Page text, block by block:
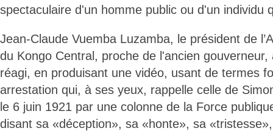
spectaculaire d'un homme public ou d'un individu
Jean-Claude Vuemba Luzamba, le président de
du Kongo Central, proche de l'ancien
réagi, en produisant une vidéo, usant de termes
arrestation qui, à ses yeux, rappelle celle de
le 6 juin 1921 par une colonne de la Force
disant sa «déception», sa «honte», sa